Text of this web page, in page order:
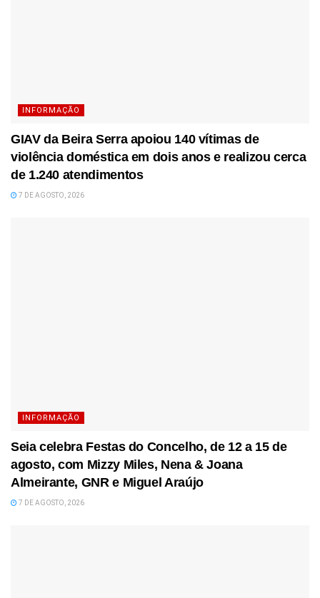
INFORMAÇÃO
GIAV da Beira Serra apoiou 140 vítimas de
violência doméstica em dois anos e realizou cerca
de 1.240 atendimentos
7 DE AGOSTO, 2026
INFORMAÇÃO
Seia celebra Festas do Concelho, de 12 a 15 de
agosto, com Mizzy Miles, Nena & Joana
Almeirante, GNR e Miguel Araújo
7 DE AGOSTO, 2026